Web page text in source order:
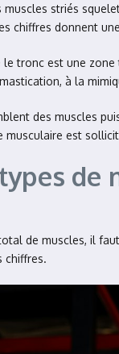
striés
chiffres donnent
tronc est une
à la
des muscles
est
de
de muscles, il
chiffres.